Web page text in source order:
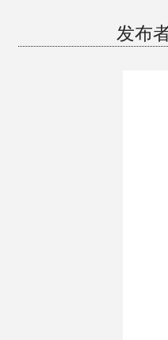
发布